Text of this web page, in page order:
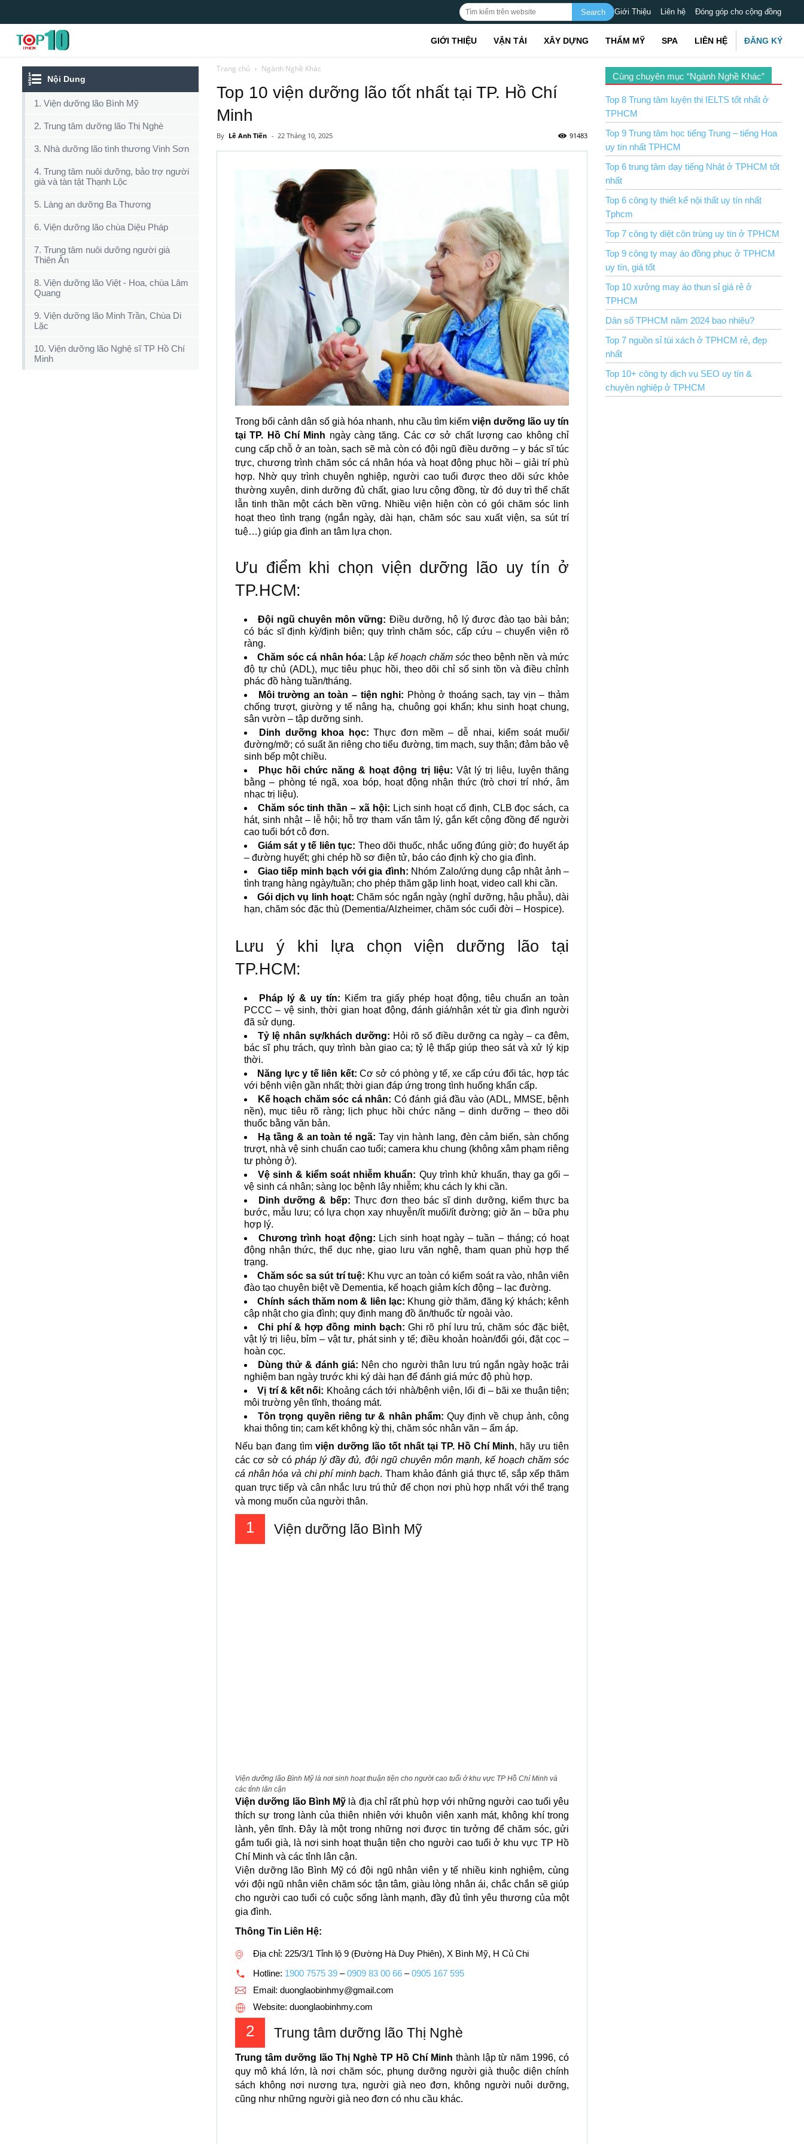
Giới Thiệu Liên hệ Đóng góp cho cộng đồng
Top10tphcm
GIỚI THIỆU VẬN TẢI XÂY DỰNG THẨM MỸ SPA LIÊN HỆ ĐĂNG KÝ
Nội Dung
1. Viện dưỡng lão Bình Mỹ
2. Trung tâm dưỡng lão Thị Nghè
3. Nhà dưỡng lão tình thương Vinh Sơn
4. Trung tâm nuôi dưỡng, bảo trợ người
già và tàn tật Thạnh Lộc
5. Làng an dưỡng Ba Thương
6. Viện dưỡng lão chùa Diệu Pháp
7. Trung tâm nuôi dưỡng người già
Thiên Ân
8. Viện dưỡng lão Việt - Hoa, chùa Lâm
Quang
9. Viện dưỡng lão Minh Trần, Chùa Di
Lặc
10. Viện dưỡng lão Nghệ sĩ TP Hồ Chí
Minh
Trang chủ Ngành Nghề Khác
Top 10 viện dưỡng lão tốt nhất tại TP. Hồ Chí
Minh
By Lê Anh Tiến - 22 Tháng 10, 2025 91483
Trong bối cảnh dân số già hóa nhanh, nhu cầu tìm kiếm viện dưỡng lão uy tín
tại TP. Hồ Chí Minh ngày càng tăng. Các cơ sở chất lượng cao không chỉ
cung cấp chỗ ở an toàn, sạch sẽ mà còn có đội ngũ điều dưỡng – y bác sĩ túc
trực, chương trình chăm sóc cá nhân hóa và hoạt động phục hồi – giải trí phù
hợp. Nhờ quy trình chuyên nghiệp, người cao tuổi được theo dõi sức khỏe
thường xuyên, dinh dưỡng đủ chất, giao lưu cộng đồng, từ đó duy trì thể chất
lẫn tinh thần một cách bền vững. Nhiều viện hiện còn có gói chăm sóc linh
hoạt theo tình trạng (ngắn ngày, dài hạn, chăm sóc sau xuất viện, sa sút trí
tuệ…) giúp gia đình an tâm lựa chọn.
Ưu điểm khi chọn viện dưỡng lão uy tín ở
TP.HCM:
Đội ngũ chuyên môn vững: Điều dưỡng, hộ lý được đào tạo bài bản;
có bác sĩ định kỳ/định biên; quy trình chăm sóc, cấp cứu – chuyển viện rõ
ràng.
Chăm sóc cá nhân hóa: Lập kế hoạch chăm sóc theo bệnh nền và mức
độ tự chủ (ADL), mục tiêu phục hồi, theo dõi chỉ số sinh tồn và điều chỉnh
phác đồ hàng tuần/tháng.
Môi trường an toàn – tiện nghi: Phòng ở thoáng sạch, tay vịn – thảm
chống trượt, giường y tế nâng hạ, chuông gọi khẩn; khu sinh hoạt chung,
sân vườn – tập dưỡng sinh.
Dinh dưỡng khoa học: Thực đơn mềm – dễ nhai, kiểm soát muối/
đường/mỡ; có suất ăn riêng cho tiểu đường, tim mạch, suy thận; đảm bảo vệ
sinh bếp một chiều.
Phục hồi chức năng & hoạt động trị liệu: Vật lý trị liệu, luyện thăng
bằng – phòng té ngã, xoa bóp, hoạt động nhận thức (trò chơi trí nhớ, âm
nhạc trị liệu).
Chăm sóc tinh thần – xã hội: Lịch sinh hoạt cố định, CLB đọc sách, ca
hát, sinh nhật – lễ hội; hỗ trợ tham vấn tâm lý, gắn kết cộng đồng để người
cao tuổi bớt cô đơn.
Giám sát y tế liên tục: Theo dõi thuốc, nhắc uống đúng giờ; đo huyết áp
– đường huyết; ghi chép hồ sơ điện tử, báo cáo định kỳ cho gia đình.
Giao tiếp minh bạch với gia đình: Nhóm Zalo/ứng dụng cập nhật ảnh –
tình trạng hàng ngày/tuần; cho phép thăm gặp linh hoạt, video call khi cần.
Gói dịch vụ linh hoạt: Chăm sóc ngắn ngày (nghỉ dưỡng, hậu phẫu), dài
hạn, chăm sóc đặc thù (Dementia/Alzheimer, chăm sóc cuối đời – Hospice).
Lưu ý khi lựa chọn viện dưỡng lão tại
TP.HCM:
Pháp lý & uy tín: Kiểm tra giấy phép hoạt động, tiêu chuẩn an toàn
PCCC – vệ sinh, thời gian hoạt động, đánh giá/nhận xét từ gia đình người
đã sử dụng.
Tỷ lệ nhân sự/khách dưỡng: Hỏi rõ số điều dưỡng ca ngày – ca đêm,
bác sĩ phụ trách, quy trình bàn giao ca; tỷ lệ thấp giúp theo sát và xử lý kịp
thời.
Năng lực y tế liên kết: Cơ sở có phòng y tế, xe cấp cứu đối tác, hợp tác
với bệnh viện gần nhất; thời gian đáp ứng trong tình huống khẩn cấp.
Kế hoạch chăm sóc cá nhân: Có đánh giá đầu vào (ADL, MMSE, bệnh
nền), mục tiêu rõ ràng; lịch phục hồi chức năng – dinh dưỡng – theo dõi
thuốc bằng văn bản.
Hạ tầng & an toàn té ngã: Tay vịn hành lang, đèn cảm biến, sàn chống
trượt, nhà vệ sinh chuẩn cao tuổi; camera khu chung (không xâm phạm riêng
tư phòng ở).
Vệ sinh & kiểm soát nhiễm khuẩn: Quy trình khử khuẩn, thay ga gối –
vệ sinh cá nhân; sàng lọc bệnh lây nhiễm; khu cách ly khi cần.
Dinh dưỡng & bếp: Thực đơn theo bác sĩ dinh dưỡng, kiểm thực ba
bước, mẫu lưu; có lựa chọn xay nhuyễn/ít muối/ít đường; giờ ăn – bữa phụ
hợp lý.
Chương trình hoạt động: Lịch sinh hoạt ngày – tuần – tháng; có hoạt
động nhận thức, thể dục nhẹ, giao lưu văn nghệ, tham quan phù hợp thể
trạng.
Chăm sóc sa sút trí tuệ: Khu vực an toàn có kiểm soát ra vào, nhân viên
đào tạo chuyên biệt về Dementia, kế hoạch giảm kích động – lạc đường.
Chính sách thăm nom & liên lạc: Khung giờ thăm, đăng ký khách; kênh
cập nhật cho gia đình; quy định mang đồ ăn/thuốc từ ngoài vào.
Chi phí & hợp đồng minh bạch: Ghi rõ phí lưu trú, chăm sóc đặc biệt,
vật lý trị liệu, bỉm – vật tư, phát sinh y tế; điều khoản hoàn/đổi gói, đặt cọc –
hoàn cọc.
Dùng thử & đánh giá: Nên cho người thân lưu trú ngắn ngày hoặc trải
nghiệm ban ngày trước khi ký dài hạn để đánh giá mức độ phù hợp.
Vị trí & kết nối: Khoảng cách tới nhà/bệnh viện, lối đi – bãi xe thuận tiện;
môi trường yên tĩnh, thoáng mát.
Tôn trọng quyền riêng tư & nhân phẩm: Quy định về chụp ảnh, công
khai thông tin; cam kết không kỳ thị, chăm sóc nhân văn – ấm áp.
Nếu bạn đang tìm viện dưỡng lão tốt nhất tại TP. Hồ Chí Minh, hãy ưu tiên
các cơ sở cópháp lý đầy đủ, đội ngũ chuyên môn mạnh, kế hoạch chăm sóc
cá nhân hóa và chi phí minh bạch. Tham khảo đánh giá thực tế, sắp xếp thăm
quan trực tiếp và cân nhắc lưu trú thử để chọn nơi phù hợp nhất với thể trạng
và mong muốn của người thân.
1 Viện dưỡng lão Bình Mỹ
Viện dưỡng lão Bình Mỹ là nơi sinh hoạt thuận tiện cho người cao tuổi ở khu vực TP Hồ Chí Minh và
các tỉnh lân cận
Viện dưỡng lão Bình Mỹ là địa chỉ rất phù hợp với những người cao tuổi yêu
thích sự trong lành của thiên nhiên với khuôn viên xanh mát, không khí trong
lành, yên tĩnh. Đây là một trong những nơi được tin tưởng để chăm sóc, gửi
gắm tuổi già, là nơi sinh hoạt thuận tiện cho người cao tuổi ở khu vực TP Hồ
Chí Minh và các tỉnh lân cận.
Viện dưỡng lão Bình Mỹ có đội ngũ nhân viên y tế nhiều kinh nghiệm, cùng
với đội ngũ nhân viên chăm sóc tận tâm, giàu lòng nhân ái, chắc chắn sẽ giúp
cho người cao tuổi có cuộc sống lành mạnh, đầy đủ tình yêu thương của một
gia đình.
Thông Tin Liên Hệ:
Địa chỉ: 225/3/1 Tỉnh lộ 9 (Đường Hà Duy Phiên), X Bình Mỹ, H Củ Chi
Hotline: 1900 7575 39 –0909 83 00 66 –0905 167 595
Email: duonglaobinhmy@gmail.com
Website: duonglaobinhmy.com
2 Trung tâm dưỡng lão Thị Nghè
Trung tâm dưỡng lão Thị Nghè TP Hồ Chí Minh thành lập từ năm 1996, có
quy mô khá lớn, là nơi chăm sóc, phụng dưỡng người già thuộc diện chính
sách không nơi nương tựa, người già neo đơn, không người nuôi dưỡng,
cũng như những người già neo đơn có nhu cầu khác.
Cùng chuyên mục “Ngành Nghề Khác”
Top 8 Trung tâm luyện thi IELTS tốt nhất ở
TPHCM
Top 9 Trung tâm học tiếng Trung – tiếng Hoa
uy tín nhất TPHCM
Top 6 trung tâm dạy tiếng Nhật ở TPHCM tốt
nhất
Top 6 công ty thiết kế nội thất uy tín nhất
Tphcm
Top 7 công ty diệt côn trùng uy tín ở TPHCM
Top 9 công ty may áo đồng phục ở TPHCM
uy tín, giá tốt
Top 10 xưởng may áo thun sỉ giá rẻ ở
TPHCM
Dân số TPHCM năm 2024 bao nhiêu?
Top 7 nguồn sỉ túi xách ở TPHCM rẻ, đẹp
nhất
Top 10+ công ty dịch vụ SEO uy tín &
chuyên nghiệp ở TPHCM